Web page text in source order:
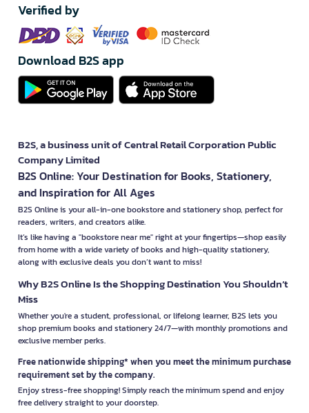
Verified by
Download B2S app
B2S, a business unit of Central Retail Corporation Public
Company Limited
B2S Online: Your Destination for Books, Stationery,
and Inspiration for All Ages
B2S Online is your all-in-one bookstore and stationery shop, perfect for
readers, writers, and creators alike.
It’s like having a "bookstore near me" right at your fingertips—shop easily
from home with a wide variety of books and high-quality stationery,
along with exclusive deals you don’t want to miss!
Why B2S Online Is the Shopping Destination You Shouldn’t
Miss
Whether you're a student, professional, or lifelong learner, B2S lets you
shop premium books and stationery 24/7—with monthly promotions and
exclusive member perks.
Free nationwide shipping* when you meet the minimum purchase
requirement set by the company.
Enjoy stress-free shopping! Simply reach the minimum spend and enjoy
free delivery straight to your doorstep.